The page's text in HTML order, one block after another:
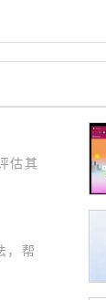
估其
，帮